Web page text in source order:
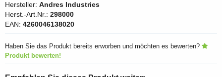
Hersteller: Andres Industries
Herst.-Art.Nr.: 298000
EAN: 4260046138020
Haben Sie das Produkt bereits erworben und möchten es bewerten?
Produkt bewerten!